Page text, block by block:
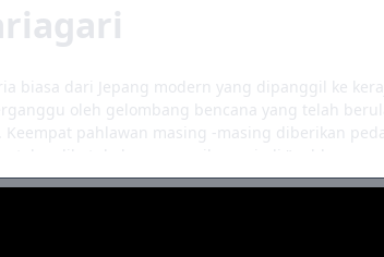
biasa dari Jepang modern yang dipanggil ke
oleh gelombang bencana yang telah
pahlawan masing -masing diberikan
dikutuk dengan nasib menjadi "pahlawan
dan orang -orang kerajaan karena